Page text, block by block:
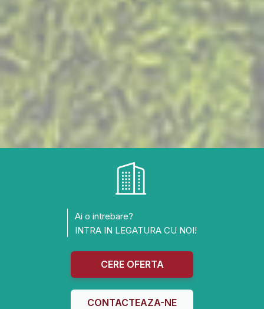
Ai o intrebare?
INTRA IN LEGATURA CU NOI!
CERE OFERTA
CONTACTEAZA-NE